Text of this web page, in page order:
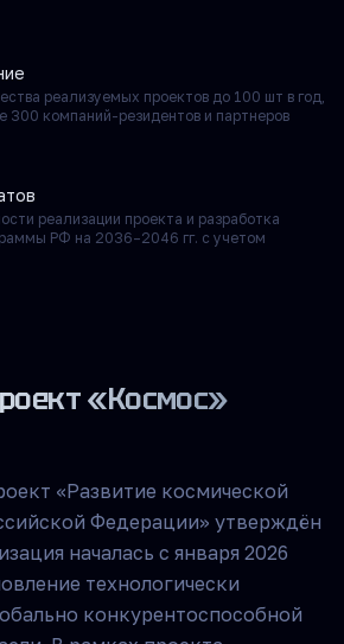
реализуемых проектов до 100 шт в год,
300 компаний-резидентов и партнеров
реализации проекта и разработка
РФ на 2036–2046 гг. с учетом
«Космос»
«Развитие космической
Федерации» утверждён
началась с января 2026
технологически
конкурентоспособной